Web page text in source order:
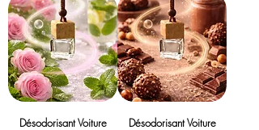
Désodorisant Voiture
Désodorisant Voiture